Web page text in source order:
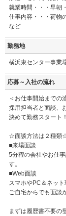
就業時間・・・早朝
仕事内容・・・荷物
など
勤務地
横浜東センター事業
応募～入社の流れ
＜お仕事開始までの
採用担当者と面談、
決めて勤務スタート！
☆面談方法は２種類
■来場面談
5分程の会社やお仕
す。
■Web面談
スマホやPC＆ネット
ご自宅からでも面談
まずは履歴書不要の